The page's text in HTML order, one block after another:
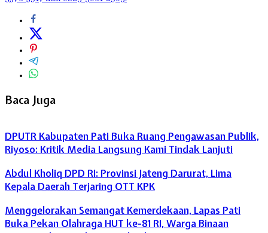
Baca Juga
DPUTR Kabupaten Pati Buka Ruang Pengawasan Publik,
Riyoso: Kritik Media Langsung Kami Tindak Lanjuti
Abdul Kholiq DPD RI: Provinsi Jateng Darurat, Lima
Kepala Daerah Terjaring OTT KPK
Menggelorakan Semangat Kemerdekaan, Lapas Pati
Buka Pekan Olahraga HUT ke-81 RI, Warga Binaan